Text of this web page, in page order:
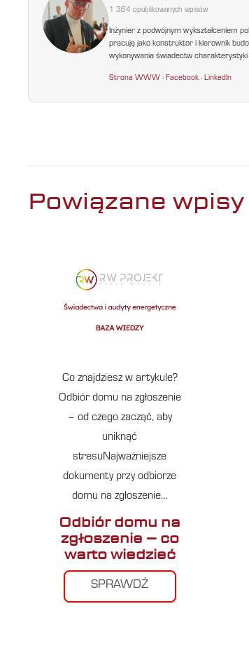
1 364 opublikowanych wpisów
Inżynier z podwójnym wykształceniem
pracuję jako konstruktor i kierownik
wykonywania świadectw
Strona WWW ·Facebook ·LinkedIn
Powiązane wpisy
Co znajdziesz w artykule?
Odbiór domu na zgłoszenie
– od czego zacząć, aby
uniknąć
stresuNajważniejsze
dokumenty przy odbiorze
domu na zgłoszenie…
Odbiór domu na
zgłoszenie – co
warto wiedzieć
SPRAWDŹ